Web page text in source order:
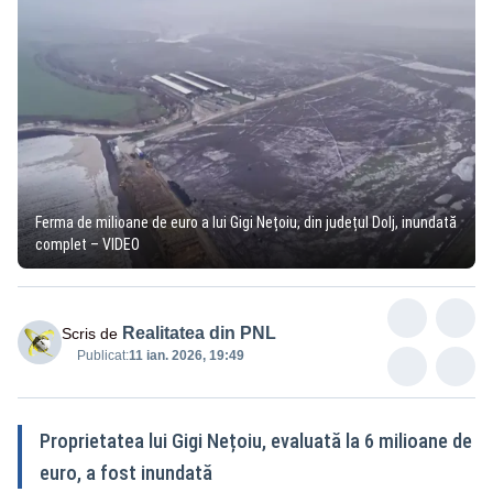
Ferma de milioane de euro a lui Gigi Nețoiu, din județul Dolj, inundată
complet – VIDEO
Scris de Realitatea din PNL
Publicat:11 ian. 2026, 19:49
Proprietatea lui Gigi Nețoiu, evaluată la 6 milioane de
euro, a fost inundată